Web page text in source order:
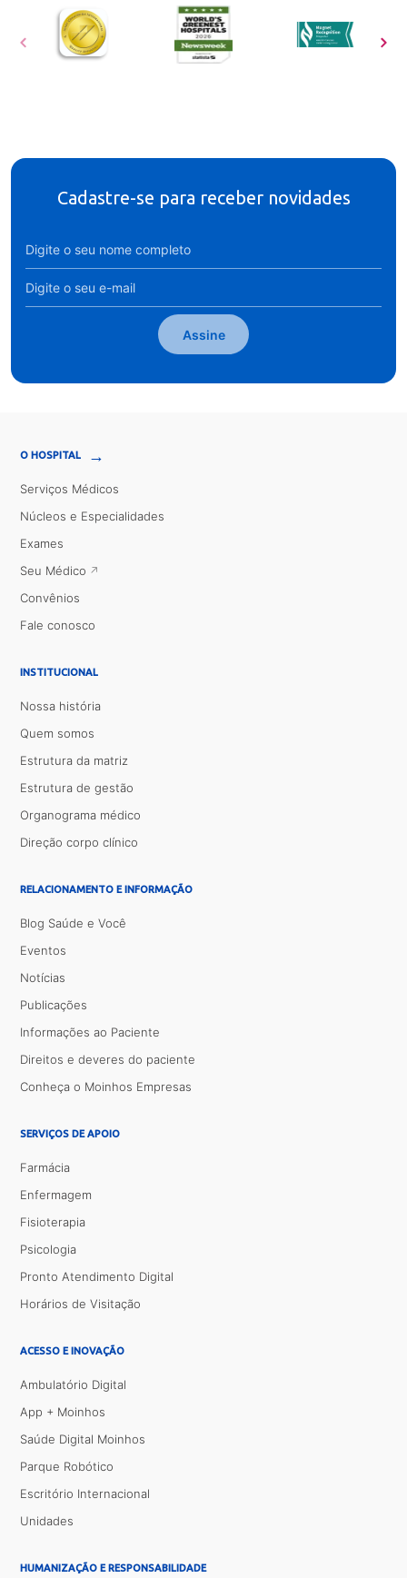
Cadastre-se para receber novidades
Assine
O HOSPITAL →
Serviços Médicos
Núcleos e Especialidades
Exames
Seu Médico
Convênios
Fale conosco
INSTITUCIONAL
Nossa história
Quem somos
Estrutura da matriz
Estrutura de gestão
Organograma médico
Direção corpo clínico
RELACIONAMENTO E INFORMAÇÃO
Blog Saúde e Você
Eventos
Notícias
Publicações
Informações ao Paciente
Direitos e deveres do paciente
Conheça o Moinhos Empresas
SERVIÇOS DE APOIO
Farmácia
Enfermagem
Fisioterapia
Psicologia
Pronto Atendimento Digital
Horários de Visitação
ACESSO E INOVAÇÃO
Ambulatório Digital
App + Moinhos
Saúde Digital Moinhos
Parque Robótico
Escritório Internacional
Unidades
HUMANIZAÇÃO E RESPONSABILIDADE